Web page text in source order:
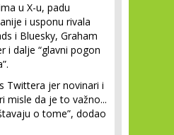
u X-u, padu
i usponu rivala
i Bluesky, Graham
i dalje “glavni pogon
Twittera jer novinari i
misle da je to važno...
o tome”, dodao